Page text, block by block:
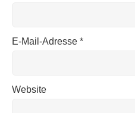
E-Mail-Adresse *
Website